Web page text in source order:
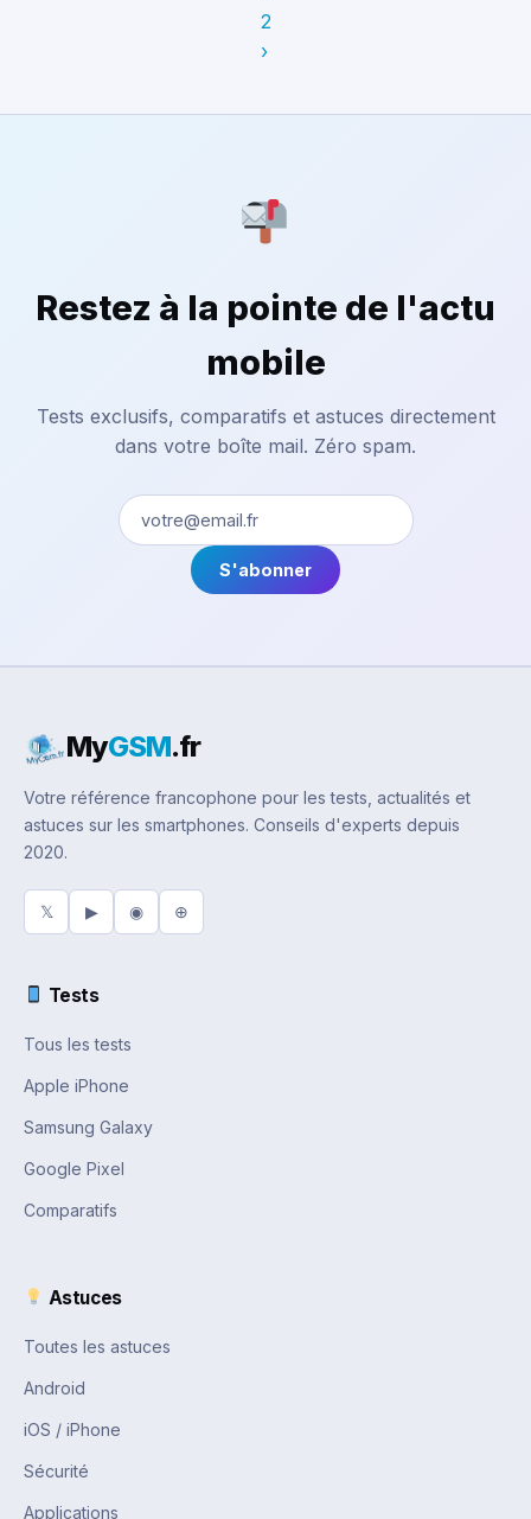
2
›
Restez à la pointe de l'actu
mobile
Tests exclusifs, comparatifs et astuces directement
dans votre boîte mail. Zéro spam.
S'abonner
MyGSM.fr
Votre référence francophone pour les tests, actualités et
astuces sur les smartphones. Conseils d'experts depuis
2020.
𝕏 ▶ ◉ ⊕
Tests
Tous les tests
Apple iPhone
Samsung Galaxy
Google Pixel
Comparatifs
Astuces
Toutes les astuces
Android
iOS / iPhone
Sécurité
Applications